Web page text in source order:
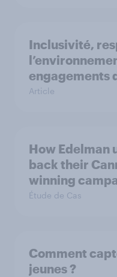
Inclusivité,
engagements
Article
How Edelman
back their
winning
Étude de Cas
Comment
jeunes ?